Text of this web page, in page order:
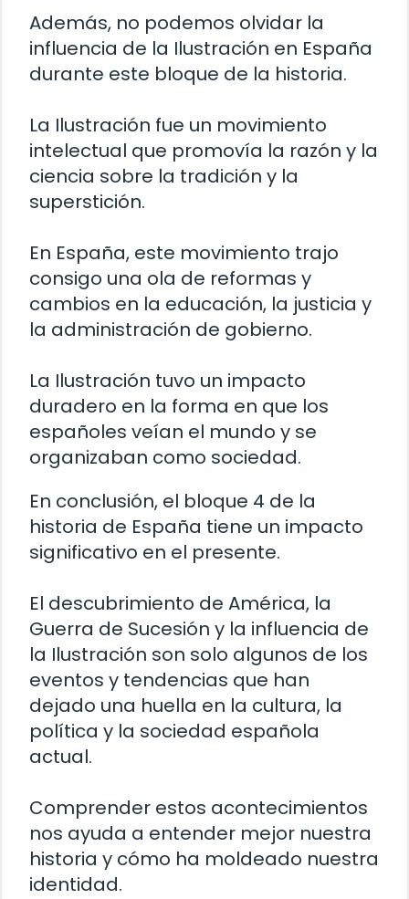
Además, no podemos olvidar la
influencia de la Ilustración en España
durante este bloque de la historia.
La Ilustración fue un movimiento
intelectual que promovía la razón y la
ciencia sobre la tradición y la
superstición.
En España, este movimiento trajo
consigo una ola de reformas y
cambios en la educación, la justicia y
la administración de gobierno.
La Ilustración tuvo un impacto
duradero en la forma en que los
españoles veían el mundo y se
organizaban como sociedad.
En conclusión, el bloque 4 de la
historia de España tiene un impacto
significativo en el presente.
El descubrimiento de América, la
Guerra de Sucesión y la influencia de
la Ilustración son solo algunos de los
eventos y tendencias que han
dejado una huella en la cultura, la
política y la sociedad española
actual.
Comprender estos acontecimientos
nos ayuda a entender mejor nuestra
historia y cómo ha moldeado nuestra
identidad.